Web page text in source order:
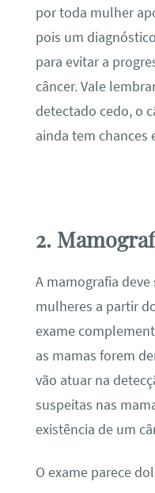
por toda mulher
pois um
para evitar a
câncer. Vale
detectado cedo, o
ainda tem chances
2.
A mamografia
mulheres a partir
exame
as mamas forem
vão atuar na
suspeitas nas
existência de um
O exame parece